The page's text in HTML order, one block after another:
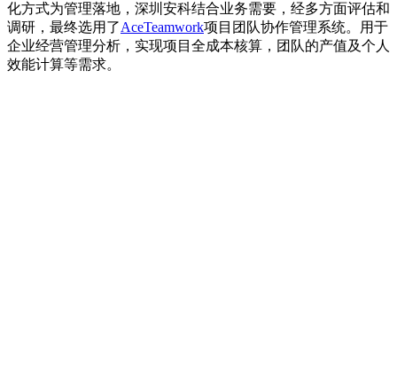
化方式为管理落地，深圳安科结合业务需要，经多方面评估和
调研，最终选用了AceTeamwork项目团队协作管理系统。用于
企业经营管理分析，实现项目全成本核算，团队的产值及个人
效能计算等需求。